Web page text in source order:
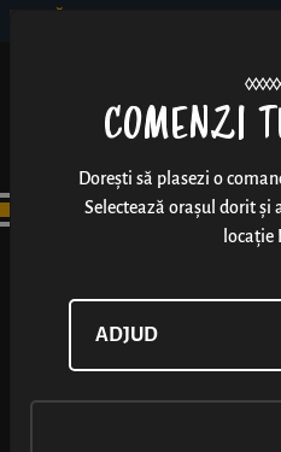
COMENZI
Dorești să plasezi o
Selectează orașul dorit și
locație